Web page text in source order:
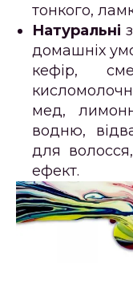
тонкого,
Натуральні
домашніх
кефір,
мед,
водню,
для
ефект.